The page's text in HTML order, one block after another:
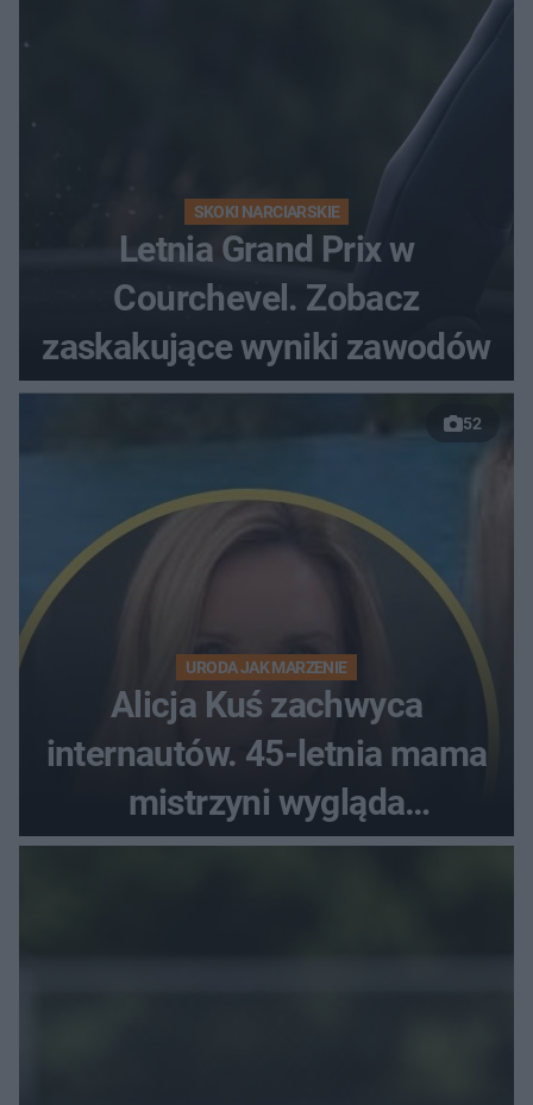
SKOKI NARCIARSKIE
Letnia Grand Prix w
Courchevel. Zobacz
zaskakujące wyniki zawodów
52
URODA JAK MARZENIE
Alicja Kuś zachwyca
internautów. 45-letnia mama
mistrzyni wygląda
zjawiskowo